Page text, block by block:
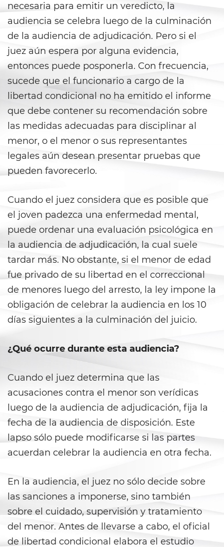
Falsificación o Alteración de
una Prescripción Médica
Malversación de Fondos
Presentación de Documentos
Falsos
Robo de Identidad
Fabricación de Drogas
Leyes sobre Marihuana en
California
Posesión de Marihuana
Posesión De Metanfetamina
Posesión De Parafernalia De
Drogas
Posesión de una Sustancia
Controlada
Controlada para la Venta
Posesión de Marihuana para la
Venta
Programa de Desviación
Previo al Juicio 1000 PC
Proposición 36
Delitos de Fraude
Fraude a La Compensación a
Los Trabajadores
necesaria para emitir un veredicto, la
audiencia se celebra luego de la culminación
de la audiencia de adjudicación. Pero si el
juez aún espera por alguna evidencia,
entonces puede posponerla. Con frecuencia,
sucede que el funcionario a cargo de la
libertad condicional no ha emitido el informe
que debe contener su recomendación sobre
las medidas adecuadas para disciplinar al
menor, o el menor o sus representantes
legales aún desean presentar pruebas que
pueden favorecerlo.
Cuando el juez considera que es posible que
el joven padezca una enfermedad mental,
puede ordenar una evaluación psicológica en
la audiencia de adjudicación, la cual suele
tardar más. No obstante, si el menor de edad
fue privado de su libertad en el correccional
de menores luego del arresto, la ley impone la
obligación de celebrar la audiencia en los 10
días siguientes a la culminación del juicio.
¿Qué ocurre durante esta audiencia?
Cuando el juez determina que las
acusaciones contra el menor son verídicas
luego de la audiencia de adjudicación, fija la
fecha de la audiencia de disposición. Este
lapso sólo puede modificarse si las partes
acuerdan celebrar la audiencia en otra fecha.
En la audiencia, el juez no sólo decide sobre
las sanciones a imponerse, sino también
sobre el cuidado, supervisión y tratamiento
del menor. Antes de llevarse a cabo, el oficial
de libertad condicional elabora el estudio